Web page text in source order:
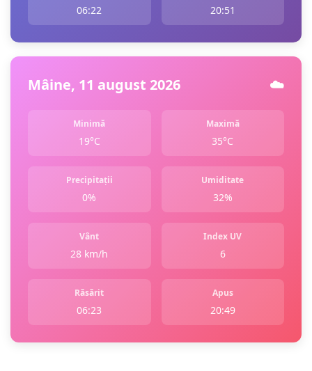
06:22 20:51
Mâine, 11 august 2026 ☁️
Minimă
19°C
Maximă
35°C
Precipitații
0%
Umiditate
32%
Vânt
28 km/h
Index UV
6
Răsărit
06:23
Apus
20:49